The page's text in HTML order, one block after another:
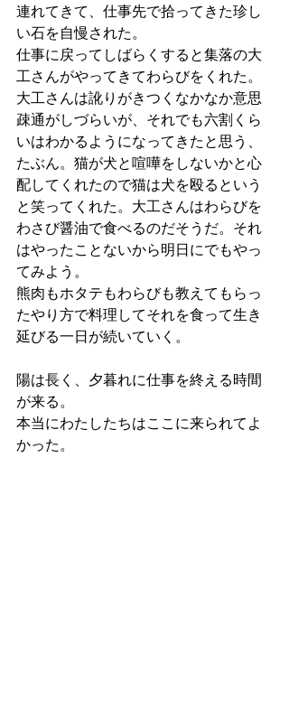
連れてきて、仕事先で拾ってきた珍し
い石を自慢された。
仕事に戻ってしばらくすると集落の大
工さんがやってきてわらびをくれた。
大工さんは訛りがきつくなかなか意思
疎通がしづらいが、それでも六割くら
いはわかるようになってきたと思う、
たぶん。猫が犬と喧嘩をしないかと心
配してくれたので猫は犬を殴るという
と笑ってくれた。大工さんはわらびを
わさび醤油で食べるのだそうだ。それ
はやったことないから明日にでもやっ
てみよう。
熊肉もホタテもわらびも教えてもらっ
たやり方で料理してそれを食って生き
延びる一日が続いていく。
陽は長く、夕暮れに仕事を終える時間
が来る。
本当にわたしたちはここに来られてよ
かった。